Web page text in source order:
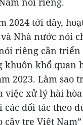
2024 tới đây,
Nhà nước nói
riêng cần
khuôn khổ quan
2023. Làm sao
việc xử lý hài
các đối tác theo
cây tre Việt